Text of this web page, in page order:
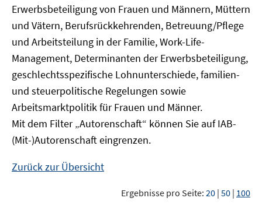
Erwerbsbeteiligung von Frauen und Männern, Müttern
und Vätern, Berufsrückkehrenden, Betreuung/Pflege
und Arbeitsteilung in der Familie, Work-Life-
Management, Determinanten der Erwerbsbeteiligung,
geschlechtsspezifische Lohnunterschiede, familien-
und steuerpolitische Regelungen sowie
Arbeitsmarktpolitik für Frauen und Männer.
Mit dem Filter „Autorenschaft“ können Sie auf IAB-
(Mit-)Autorenschaft eingrenzen.
Zurück zur Übersicht
Ergebnisse pro Seite: 20 | 50 | 100